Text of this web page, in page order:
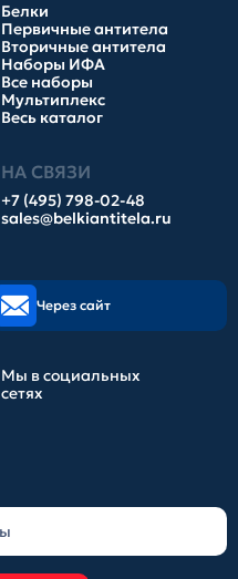
Белки
Первичные антитела
Вторичные антитела
Наборы ИФА
Все наборы
Мультиплекс
Весь каталог
НА СВЯЗИ
+7 (495) 798-02-48
sales@belkiantitela.ru
Через сайт
Мы в социальных
сетях